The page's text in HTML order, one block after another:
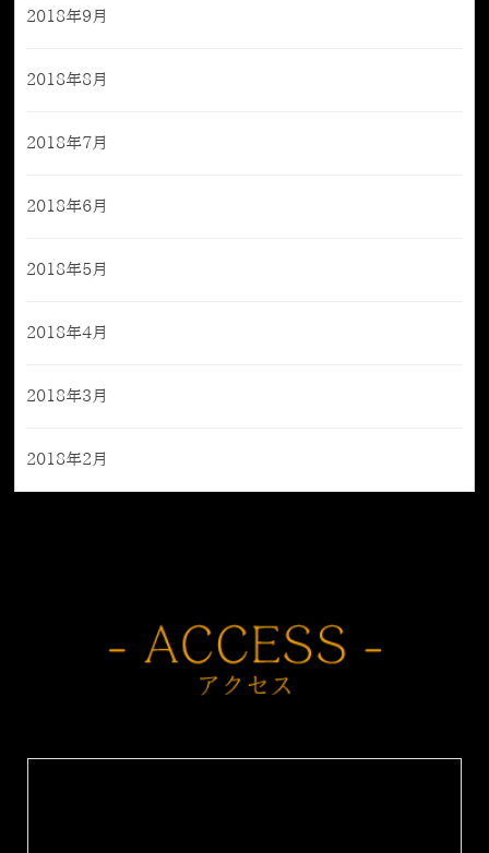
2018年9月
2018年8月
2018年7月
2018年6月
2018年5月
2018年4月
2018年3月
2018年2月